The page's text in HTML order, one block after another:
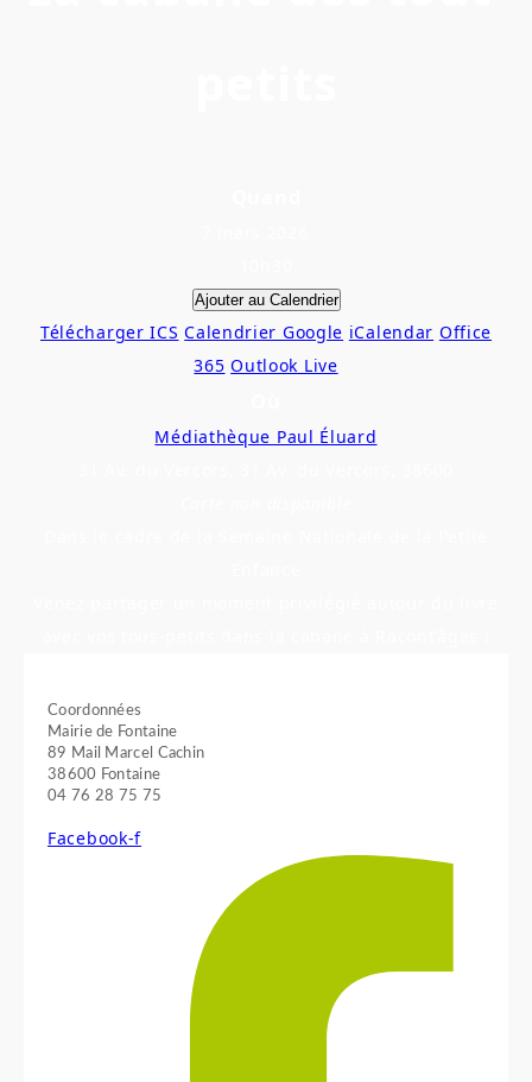
Ajouter au Calendrier
Télécharger ICS Calendrier Google iCalendar Office
365 Outlook Live
Médiathèque Paul Éluard
Coordonnées
Mairie de Fontaine
89 Mail Marcel Cachin
38600 Fontaine
04 76 28 75 75
Facebook-f